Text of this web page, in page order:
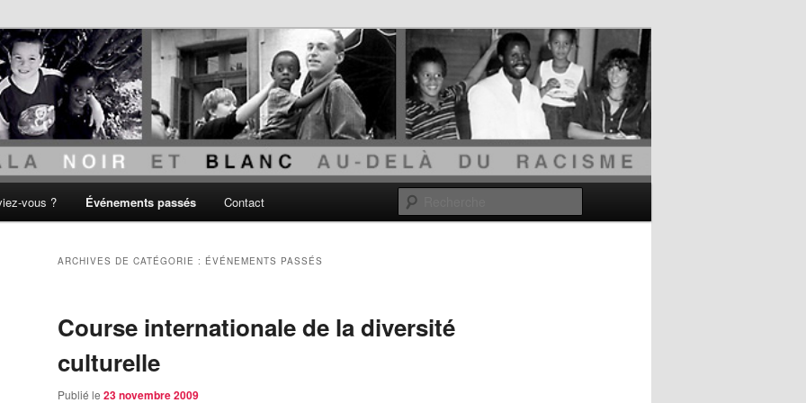
vous ? Événements passés Contact
ARCHIVES DE CATÉGORIE : ÉVÉNEMENTS PASSÉS
Course internationale de la diversité
culturelle
Publié le 23 novembre 2009